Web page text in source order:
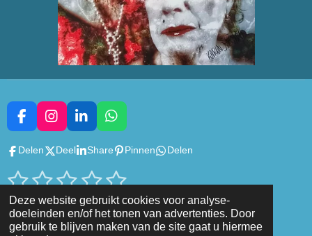
Deze website gebruikt cookies voor analyse-
doeleinden en/of het tonen van advertenties. Door
gebruik te blijven maken van de site gaat u hiermee
F
a
c
b
o
o
k
I
n
s
g
r
a
m
L
i
n
e
d
I
n
W
h
a
s
A
p
p
Delen Deel Share Pinnen Delen
a
n
g
1
s
t
2
s
t
3
s
t
4
s
t
5
s
t
t
m
m
e
n
0 stemmen
© 2021 - 2026 PIEN & Marie
Powered by JouwWeb